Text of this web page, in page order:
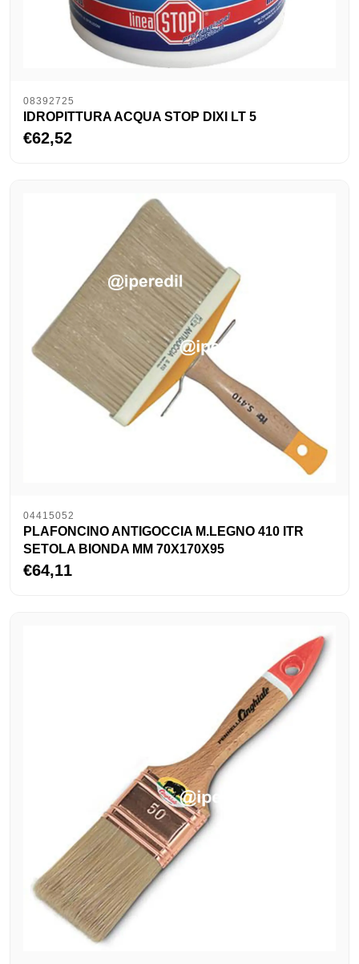
08392725
IDROPITTURA ACQUA STOP DIXI LT 5
€62,52
04415052
PLAFONCINO ANTIGOCCIA M.LEGNO 410 ITR
SETOLA BIONDA MM 70X170X95
€64,11